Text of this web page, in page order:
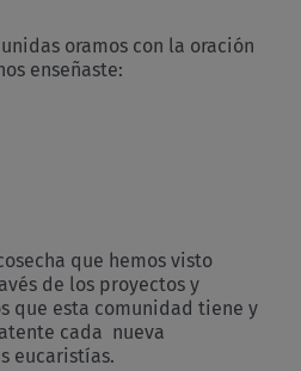
oramos con la oración
enseñaste:
que hemos visto
de los proyectos y
que esta comunidad tiene y
cada nueva
eucaristías.